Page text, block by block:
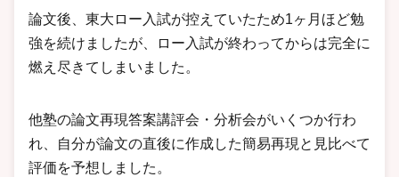
論文後、東大ロー入試が控えていたため1ヶ月ほど勉
強を続けましたが、ロー入試が終わってからは完全に
燃え尽きてしまいました。
他塾の論文再現答案講評会・分析会がいくつか行わ
れ、自分が論文の直後に作成した簡易再現と見比べて
評価を予想しました。